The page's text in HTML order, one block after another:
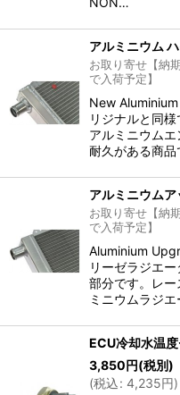
アルミニウム
お取り寄せ【納
で入荷予定】
New
リジナルと同様
アルミニウム
耐久がある商
アルミニウム
お取り寄せ【納
で入荷予定】
Aluminium
リーゼラジエ
部分です。レ
ミニウムラジ
ECU冷却水温度
3,850円(税別)
(税込: 4,235円)